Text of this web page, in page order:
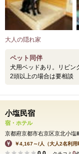
大人の隠れ家
ペット同伴
犬用ベッドあり。リビン
2頭以上の場合は要相談
小塩民宿
宿・ホテル
京都府京都市右京区京北小塩
￥4,167～/人（大人2名利